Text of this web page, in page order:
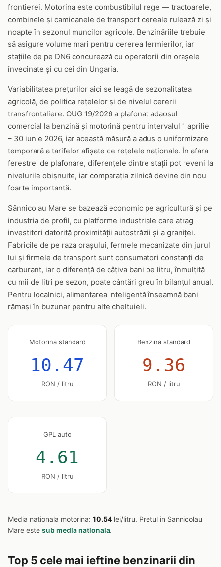
frontierei. Motorina este combustibilul rege — tractoarele,
combinele și camioanele de transport cereale rulează zi și
noapte în sezonul muncilor agricole. Benzinăriile trebuie
să asigure volume mari pentru cererea fermierilor, iar
stațiile de pe DN6 concurează cu operatorii din orașele
învecinate și cu cei din Ungaria.
Variabilitatea prețurilor aici se leagă de sezonalitatea
agricolă, de politica rețelelor și de nivelul cererii
transfrontaliere. OUG 19/2026 a plafonat adaosul
comercial la benzină și motorină pentru intervalul 1 aprilie
– 30 iunie 2026, iar această măsură a adus o uniformizare
temporară a tarifelor afișate de rețelele naționale. În afara
ferestrei de plafonare, diferențele dintre stații pot reveni la
nivelurile obișnuite, iar comparația zilnică devine din nou
foarte importantă.
Sânnicolau Mare se bazează economic pe agricultură și pe
industria de profil, cu platforme industriale care atrag
investitori datorită proximității autostrăzii și a graniței.
Fabricile de pe raza orașului, fermele mecanizate din jurul
lui și firmele de transport sunt consumatori constanți de
carburant, iar o diferență de câțiva bani pe litru, înmulțită
cu mii de litri pe sezon, poate cântări greu în bilanțul anual.
Pentru localnici, alimentarea inteligentă înseamnă bani
rămași în buzunar pentru alte cheltuieli.
Motorina standard
10.47
RON / litru
Benzina standard
9.36
RON / litru
GPL auto
4.61
RON / litru
Media nationala motorina: 10.54 lei/litru. Pretul in Sannicolau
Mare este sub media nationala.
Top 5 cele mai ieftine benzinarii din